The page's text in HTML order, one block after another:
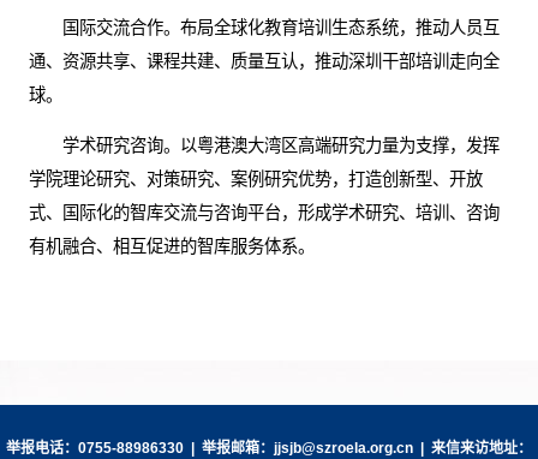
国际交流合作。布局全球化教育培训生态系统，推动人员互
通、资源共享、课程共建、质量互认，推动深圳干部培训走向全
球。
学术研究咨询。以粤港澳大湾区高端研究力量为支撑，发挥
学院理论研究、对策研究、案例研究优势，打造创新型、开放
式、国际化的智库交流与咨询平台，形成学术研究、培训、咨询
有机融合、相互促进的智库服务体系。
举报电话：0755-88986330 | 举报邮箱：jjsjb@szroela.org.cn | 来信来访地址：